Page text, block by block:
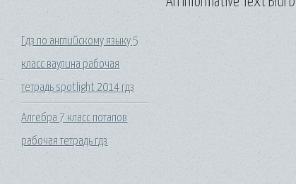
Гдз по английскому языку 5
класс ваулина рабочая
тетрадь spotlight 2014 гдз
Алгебра 7 класс потапов
рабочая тетрадь гдз